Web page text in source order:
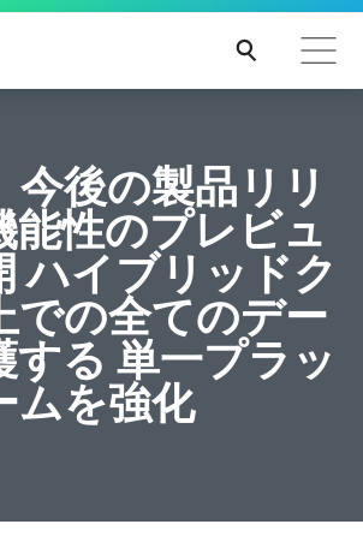
けのVeeamのガイダンス
今後の製品リリ
能性のプレビュ
ハイブリッドク
での全てのデー
する 単一プラッ
ムを強化